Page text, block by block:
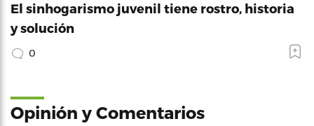
El sinhogarismo juvenil tiene rostro, historia
y solución
0
Opinión y Comentarios